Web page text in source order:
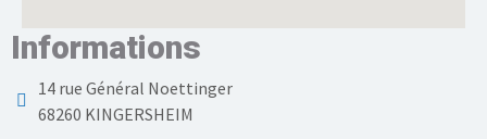
Informations
14 rue Général Noettinger
68260 KINGERSHEIM